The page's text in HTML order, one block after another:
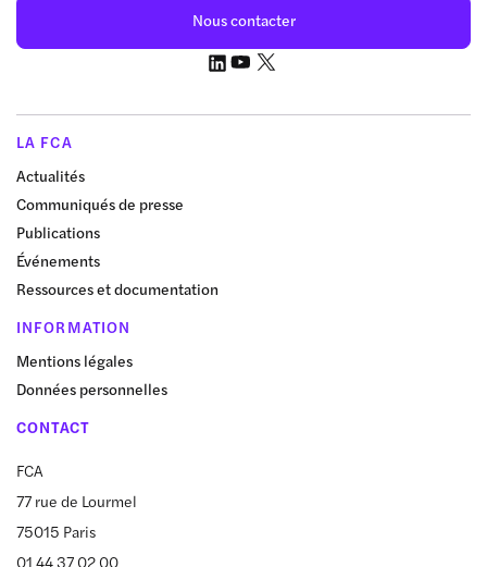
Nous contacter
LA FCA
Actualités
Communiqués de presse
Publications
Événements
Ressources et documentation
INFORMATION
Mentions légales
Données personnelles
CONTACT
FCA
77 rue de Lourmel
75015 Paris
01 44 37 02 00